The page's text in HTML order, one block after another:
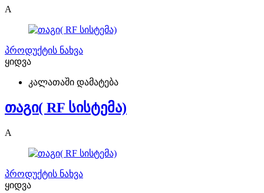
A
პროდუქტის ნახვა
ყიდვა
კალათაში დამატება
თაგი( RF სისტემა)
A
პროდუქტის ნახვა
ყიდვა